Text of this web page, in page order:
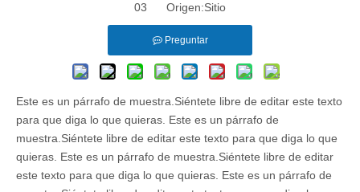
03 Origen:Sitio
Preguntar
Este es un párrafo de muestra.Siéntete libre de editar este texto
para que diga lo que quieras. Este es un párrafo de
muestra.Siéntete libre de editar este texto para que diga lo que
quieras. Este es un párrafo de muestra.Siéntete libre de editar
este texto para que diga lo que quieras. Este es un párrafo de